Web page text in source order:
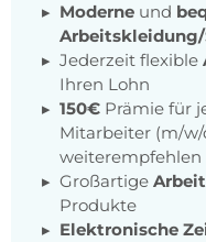
Moderne und
Jederzeit flexible
Ihren Lohn
150€ Prämie für
Mitarbeiter (m/w/
weiterempfehlen
Großartige
Produkte
Elektronische